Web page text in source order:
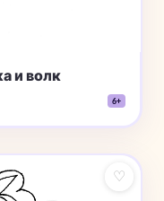
и волк
6+
♡